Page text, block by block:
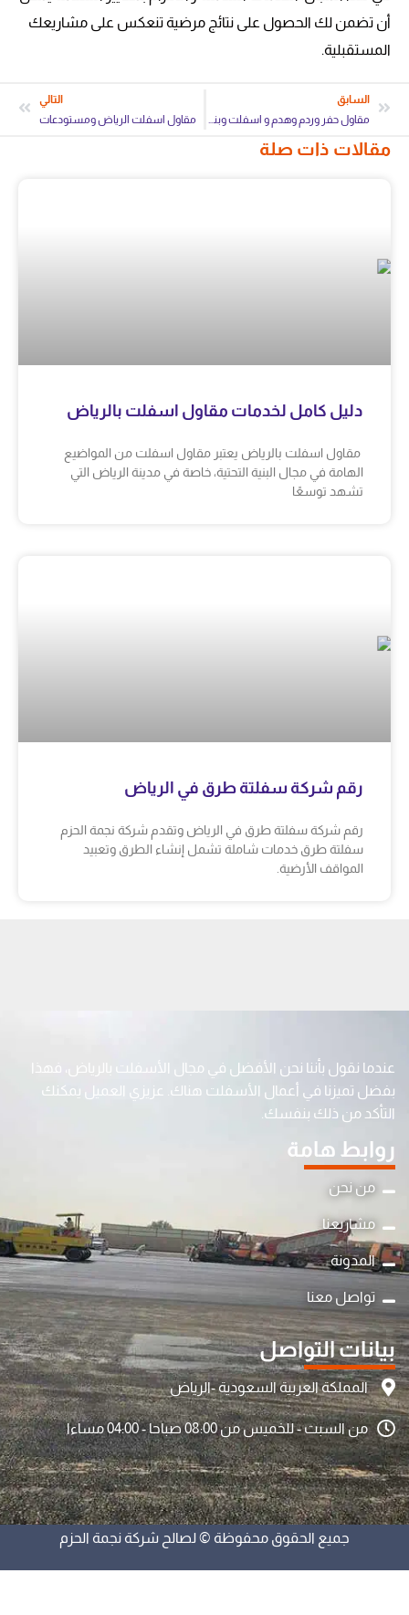
أن تضمن لك الحصول على نتائج مرضية تنعكس على مشاريعك
المستقبلية.
السابق
مقاول حفر وردم وهدم و اسفلت وبنية تحتية
التالي
مقاول اسفلت الرياض ومستودعات
مقالات ذات صلة
دليل كامل لخدمات مقاول اسفلت بالرياض
مقاول اسفلت بالرياض يعتبر مقاول اسفلت من المواضيع
الهامة في مجال البنية التحتية، خاصة في مدينة الرياض التي
تشهد توسعًا
رقم شركة سفلتة طرق في الرياض
رقم شركة سفلتة طرق في الرياض وتقدم شركة نجمة الحزم
سفلتة طرق خدمات شاملة تشمل إنشاء الطرق وتعبيد
المواقف الأرضية.
عندما نقول بأننا نحن الأفضل في مجال الأسفلت بالرياض، فهذا
بفضل تميزنا في أعمال الأسفلت هناك. عزيزي العميل يمكنك
التأكد من ذلك بنفسك.
روابط هامة
من نحن
مشاريعنا
المدونة
تواصل معنا
بيانات التواصل
المملكة العربية السعودية -الرياض
من السبت - للخميس من 08:00 صباحا - 04:00 مساءا
جميع الحقوق محفوظة © لصالح شركة نجمة الحزم